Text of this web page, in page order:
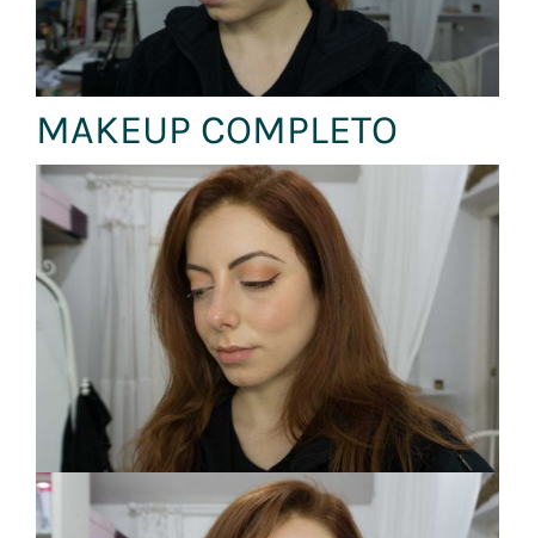
MAKEUP COMPLETO